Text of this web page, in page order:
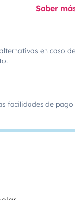
Saber
en caso de
facilidades de pago